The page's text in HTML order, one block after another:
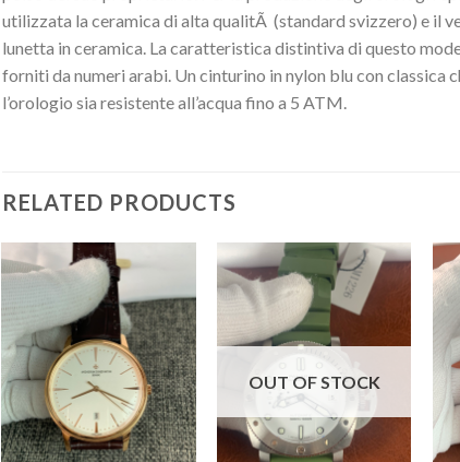
utilizzata la ceramica di alta qualitÃ (standard svizzero) e il
lunetta in ceramica. La caratteristica distintiva di questo
forniti da numeri arabi. Un cinturino in nylon blu con classica
l’orologio sia resistente all’acqua fino a 5 ATM.
RELATED PRODUCTS
OUT OF STOCK